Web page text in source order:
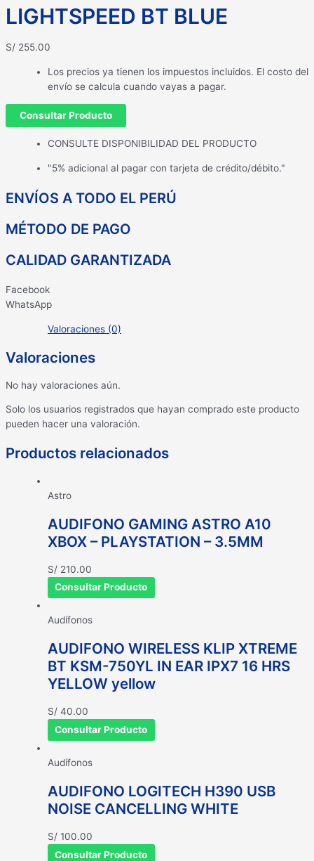
LIGHTSPEED BT BLUE
S/ 255.00
Los precios ya tienen los impuestos incluidos. El costo del
envío se calcula cuando vayas a pagar.
Consultar Producto
CONSULTE DISPONIBILIDAD DEL PRODUCTO
"5% adicional al pagar con tarjeta de crédito/débito."
ENVÍOS A TODO EL PERÚ
MÉTODO DE PAGO
CALIDAD GARANTIZADA
Facebook
WhatsApp
Valoraciones (0)
Valoraciones
No hay valoraciones aún.
Solo los usuarios registrados que hayan comprado este producto
pueden hacer una valoración.
Productos relacionados
Astro
AUDIFONO GAMING ASTRO A10
XBOX – PLAYSTATION – 3.5MM
S/ 210.00
Consultar Producto
Audífonos
AUDIFONO WIRELESS KLIP XTREME
BT KSM-750YL IN EAR IPX7 16 HRS
YELLOW yellow
S/ 40.00
Consultar Producto
Audífonos
AUDIFONO LOGITECH H390 USB
NOISE CANCELLING WHITE
S/ 100.00
Consultar Producto